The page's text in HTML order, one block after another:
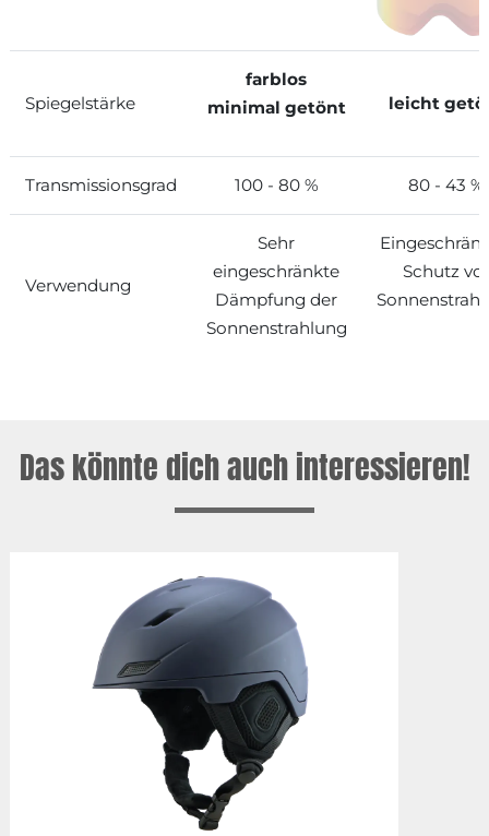
Spiegelstärke
farblos
minimal getönt
leicht
Transmissionsgrad 100 - 80 % 80 - 43 %
Verwendung
Sehr
eingeschränkte
Dämpfung der
Sonnenstrahlung
Schutz
Das könnte dich auch interessieren!